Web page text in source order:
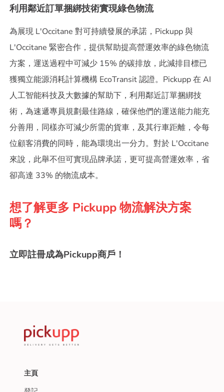
利用鄰近訂單捆綁技術實現綠色物流
為展現 L'Occitane 對可持續發展的承諾，Pickupp 與
L'Occitane 緊密合作，提供幫助提高營運效率的綠色物流
方案，運送過程中可減少 15% 的碳排放，此減排目標已
獲獨立能源消耗計算機構 EcoTransit 認證。Pickupp 在 AI
人工智能科技及大數據的幫助下，利用鄰近訂單捆綁技
術，為速遞專員規劃最佳路線，確保他們的運送能力能充
分善用，同樣亦可減少所需的貨車，及其行車距離，令每
位顧客消費的同時，能為環境出一分力。對於 L'Occitane
來說，此舉不但可實現品牌承諾，更可提高營運效率，省
卻高達 33% 的物流成本。
想了解更多 Pickupp 物流解決方案
嗎？
立即註冊成為Pickupp商戶！
主頁